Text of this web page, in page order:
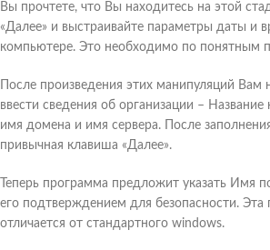
Вы прочтете, что Вы находитесь на этой
«Далее» и выстраивайте параметры даты и
компьютере. Это необходимо по понятным
После произведения этих манипуляций Вам
ввести сведения об организации –
имя домена и имя сервера. После
привычная клавиша «Далее».
Теперь программа предложит указать Имя
его подтверждением для безопасности. Эта
отличается от стандартного windows.